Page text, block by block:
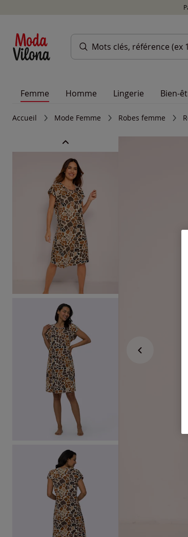
Femme Homme Lingerie Bien-
Accueil Mode Femme Robes femme